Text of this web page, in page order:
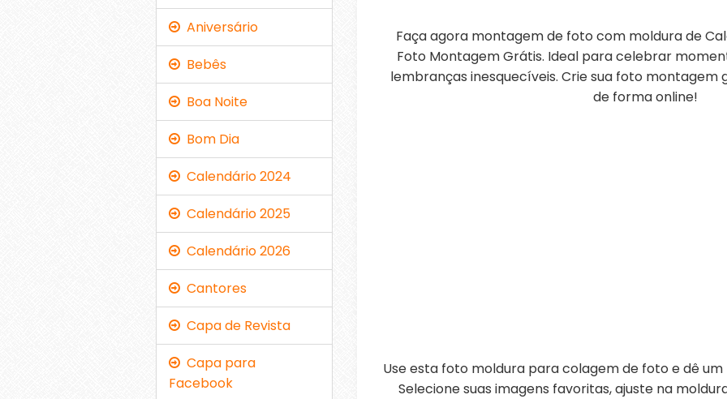
Faça agora montagem de foto com moldura de
Foto Montagem Grátis. Ideal para celebrar
lembranças inesquecíveis. Crie sua foto montagem
de forma online!
Use esta foto moldura para colagem de foto e dê um
Selecione suas imagens favoritas, ajuste na
Aniversário
Bebês
Boa Noite
Bom Dia
Calendário 2024
Calendário 2025
Calendário 2026
Cantores
Capa de Revista
Capa para
Facebook